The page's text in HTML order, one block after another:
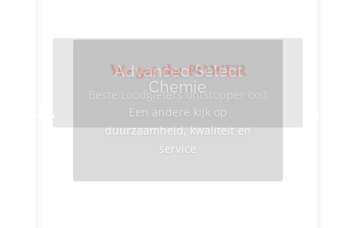
Advanced Select
Chemie
Een andere kijk op
duurzaamheid, kwaliteit en
service
We got the POWER
Beste Loodgieters ontstopper ooit